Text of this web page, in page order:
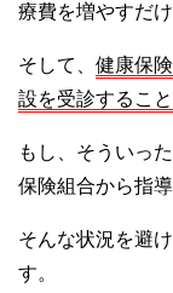
療費を増やすだけ
そして、 健康保
設を受診するこ
もし、そういっ
保険組合から指
そんな状況を避
す。